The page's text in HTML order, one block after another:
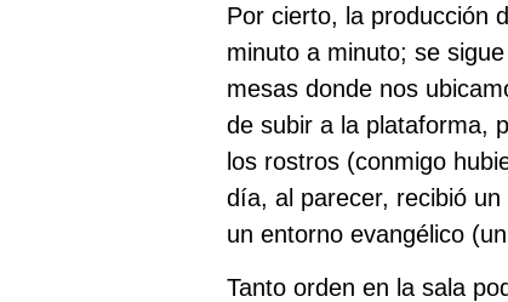
Por cierto, la producción
minuto a minuto; se
mesas donde nos
de subir a la plataforma,
los rostros (conmigo
día, al parecer, recibió
un entorno evangélico
Tanto orden en la sala